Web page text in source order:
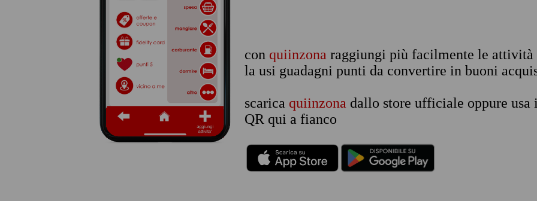
con quiinzona raggiungi più facilmente le attività
la usi guadagni punti da convertire in buoni
scarica quiinzona dallo store ufficiale oppure usa
QR qui a fianco